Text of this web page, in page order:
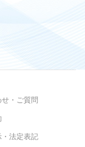
・ご質問
法定表記